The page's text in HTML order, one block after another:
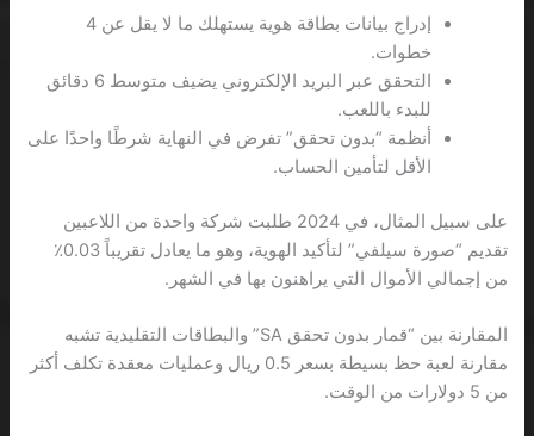
إدراج بيانات بطاقة هوية يستهلك ما لا يقل عن 4
خطوات.
التحقق عبر البريد الإلكتروني يضيف متوسط 6 دقائق
للبدء باللعب.
أنظمة “بدون تحقق” تفرض في النهاية شرطًا واحدًا على
الأقل لتأمين الحساب.
على سبيل المثال، في 2024 طلبت شركة واحدة من اللاعبين
تقديم “صورة سيلفي” لتأكيد الهوية، وهو ما يعادل تقريباً 0.03٪
من إجمالي الأموال التي يراهنون بها في الشهر.
المقارنة بين “قمار بدون تحقق SA” والبطاقات التقليدية تشبه
مقارنة لعبة حظ بسيطة بسعر 0.5 ريال وعمليات معقدة تكلف أكثر
من 5 دولارات من الوقت.